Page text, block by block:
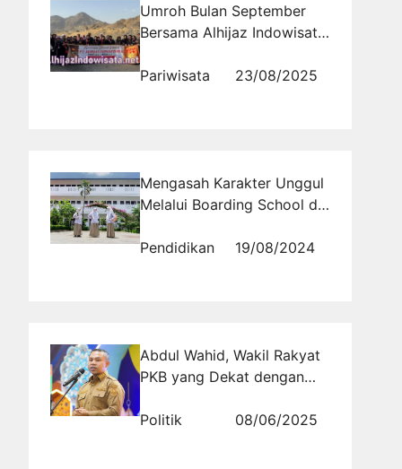
Umroh Bulan September
Bersama Alhijaz Indowisata:
Nyaman dan Terjangkau
Pariwisata 23/08/2025
Mengasah Karakter Unggul
Melalui Boarding School di
Terhadap Sekolah Asrama
Pendidikan 19/08/2024
Abdul Wahid, Wakil Rakyat
PKB yang Dekat dengan
Parlemen
Politik 08/06/2025